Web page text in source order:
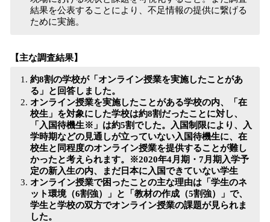
結果を公表することにより、不足情報の提供に繋げる
ために実施。
【主な調査結果】
約8割の学校が「オンライン授業を実施したことがあ
る」と回答しました。
オンライン授業を実施したことがある学校の内、「在
校生」を対象にした学校は約8割だったことに対し、
「入国待機生※」は約5割でした。入国制限により、入
学時期などの見通しが立っていない入国待機生に、在
校生と同程度のオンライン授業を提供することが難し
かったと考えられます。※2020年4月期・7月期入学予
定の新入生の内、まだ日本に入国できていない学生
オンライン授業で困ったことの主な理由は「学生のネ
ット環境（6割強）」と「教材の作成（5割強）」で、
学生と学校の双方でオンライン授業の課題が見られま
した。